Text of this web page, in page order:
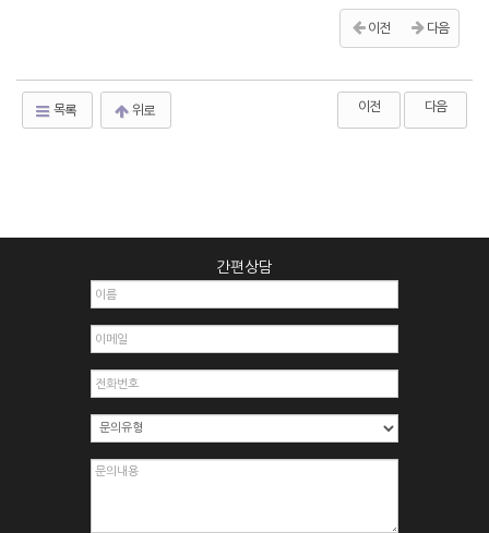
이전 다음
목록 위로 이전 다음
간편상담